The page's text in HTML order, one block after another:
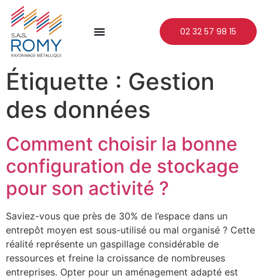
02 32 57 98 15
Étiquette : Gestion
des données
Comment choisir la bonne
configuration de stockage
pour son activité ?
Saviez-vous que près de 30% de l’espace dans un
entrepôt moyen est sous-utilisé ou mal organisé ? Cette
réalité représente un gaspillage considérable de
ressources et freine la croissance de nombreuses
entreprises. Opter pour un aménagement adapté est